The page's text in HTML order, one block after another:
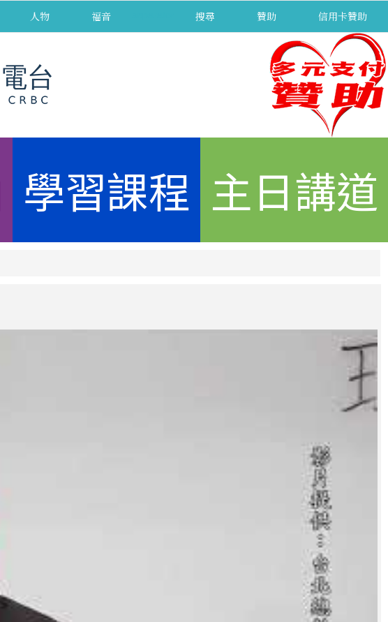
人物 福音 搜尋 贊助 信用卡贊助
學習課程 主日講道